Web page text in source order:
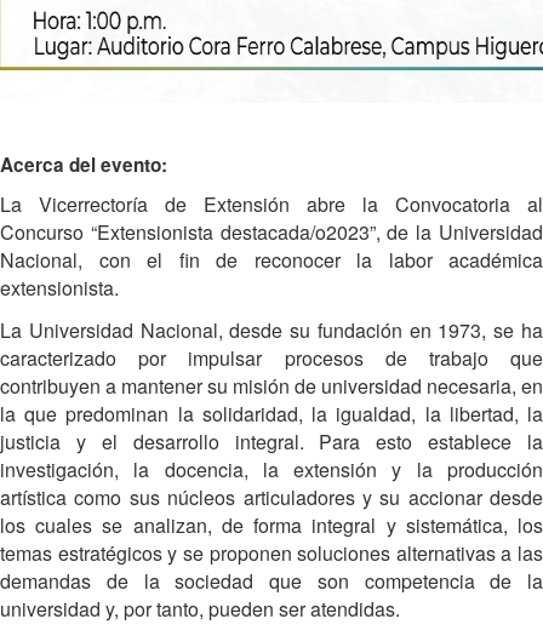
Acerca del evento:
La Vicerrectoría de Extensión abre la Convocatoria al
Concurso “Extensionista destacada/o2023”, de la Universidad
Nacional, con el fin de reconocer la labor académica
extensionista.
La Universidad Nacional, desde su fundación en 1973, se ha
caracterizado por impulsar procesos de trabajo que
contribuyen a mantener su misión de universidad necesaria, en
la que predominan la solidaridad, la igualdad, la libertad, la
justicia y el desarrollo integral. Para esto establece la
investigación, la docencia, la extensión y la producción
artística como sus núcleos articuladores y su accionar desde
los cuales se analizan, de forma integral y sistemática, los
temas estratégicos y se proponen soluciones alternativas a las
demandas de la sociedad que son competencia de la
universidad y, por tanto, pueden ser atendidas.